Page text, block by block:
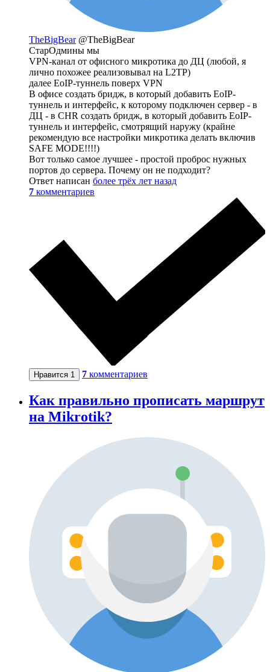
TheBigBear @TheBigBear
СтарОдмины мы
VPN-канал от офисного микротика до ДЦ (любой, я
лично похожее реализовывал на L2TP)
далее EoIP-туннель поверх VPN
В офисе создать бридж, в который добавить EoIP-
туннель и интерфейс, к которому подключен сервер - в
ДЦ - в CHR создать бридж, в который добавить EoIP-
туннель и интерфейс, смотрящий наружу (крайне
рекомендую все настройки микротика делать включив
SAFE MODE!!!!)
Вот только самое лучшее - простой проброс нужных
портов до сервера. Почему он не подходит?
Ответ написан более трёх лет назад
7 комментариев
Нравится 1 7 комментариев
Как правильно прописать маршрут
на Mikrotik?